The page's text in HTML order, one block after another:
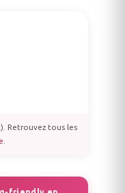
Retrouvez tous les